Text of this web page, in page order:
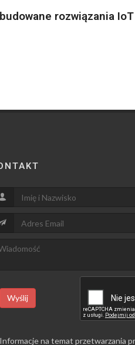
rozwiązania IoT
Wyślij
Informacje na temat przetwarzania